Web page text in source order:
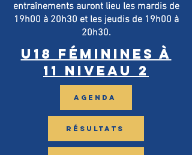
entraînements auront lieu les mardis de
19h00 à 20h30 et les jeudis de 19h00 à
20h30.
U18 Féminines à
11 Niveau 2
AGENDA
RÉSULTATS